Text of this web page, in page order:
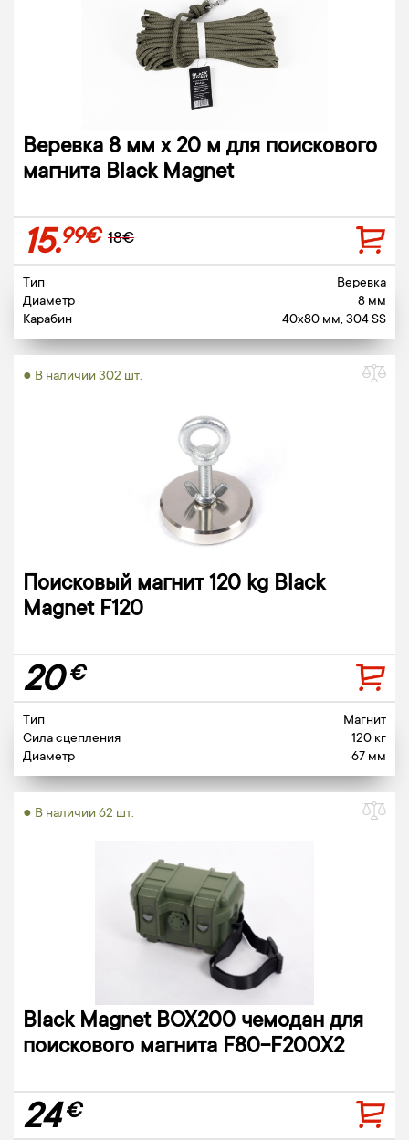
Веревка 8 мм х 20 м для поискового
магнита Black Magnet
15.99€ 18€
Тип
Веревка
Диаметр
8 мм
Карабин
40x80 мм, 304 SS
● В наличии 302 шт.
Поисковый магнит 120 kg Black
Magnet F120
20€
Тип
Магнит
Сила сцепления
120 кг
Диаметр
67 мм
● В наличии 62 шт.
Black Magnet BOX200 чемодан для
поискового магнита F80-F200X2
24€